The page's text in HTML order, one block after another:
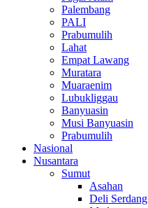
Palembang
PALI
Prabumulih
Lahat
Empat Lawang
Muratara
Muaraenim
Lubukliggau
Banyuasin
Musi Banyuasin
Prabumulih
Nasional
Nusantara
Sumut
Asahan
Deli Serdang